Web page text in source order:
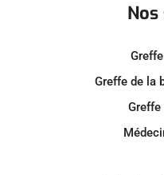
Greffe de la